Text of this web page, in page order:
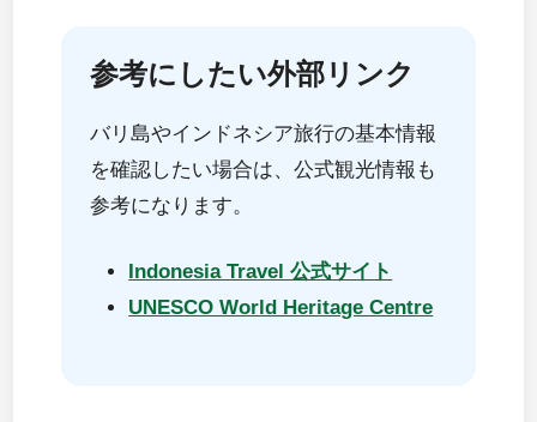
参考にしたい外部リンク
バリ島やインドネシア旅行の基本情報
を確認したい場合は、公式観光情報も
参考になります。
Indonesia Travel 公式サイト
UNESCO World Heritage Centre